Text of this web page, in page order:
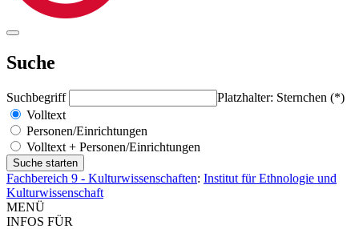
Suche
Suchbegriff
Platzhalter: Sternchen (*)
Volltext
Personen/Einrichtungen
Volltext + Personen/Einrichtungen
Fachbereich 9 - Kulturwissenschaften: Institut für Ethnologie und
Kulturwissenschaft
MENÜ
INFOS FÜR